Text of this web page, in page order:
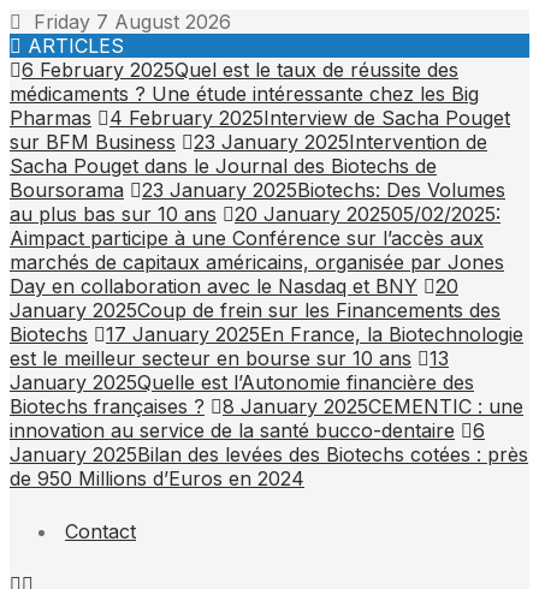
Skip
to
content
Friday 7 August 2026
ARTICLES
6 February 2025Quel est le taux de réussite des
médicaments ? Une étude intéressante chez les Big
Pharmas
4 February 2025Interview de Sacha Pouget
sur BFM Business
23 January 2025Intervention de
Sacha Pouget dans le Journal des Biotechs de
Boursorama
23 January 2025Biotechs: Des Volumes
au plus bas sur 10 ans
20 January 202505/02/2025:
Aimpact participe à une Conférence sur l’accès aux
marchés de capitaux américains, organisée par Jones
Day en collaboration avec le Nasdaq et BNY
20
January 2025Coup de frein sur les Financements des
Biotechs
17 January 2025En France, la Biotechnologie
est le meilleur secteur en bourse sur 10 ans
13
January 2025Quelle est l’Autonomie financière des
Biotechs françaises ?
8 January 2025CEMENTIC : une
innovation au service de la santé bucco-dentaire
6
January 2025Bilan des levées des Biotechs cotées : près
de 950 Millions d’Euros en 2024
Contact